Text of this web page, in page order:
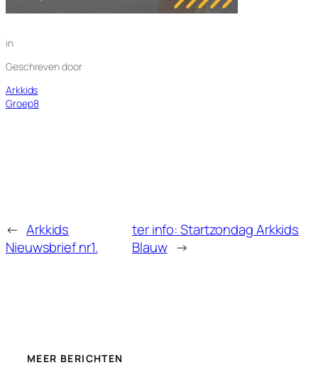
in
Geschreven door
Arkkids
Groep8
← Arkkids
Nieuwsbrief nr1.
ter info: Startzondag Arkkids
Blauw →
MEER BERICHTEN